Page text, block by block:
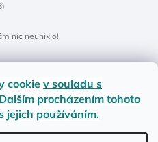
cookie v souladu s
procházením tohoto
jejich používáním.
nic neuniklo!